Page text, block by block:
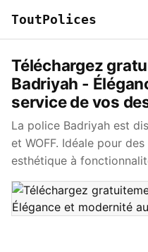
ToutPolices
Téléchargez
Badriyah -
service de vos
La police Badriyah est
et WOFF. Idéale pour
esthétique à